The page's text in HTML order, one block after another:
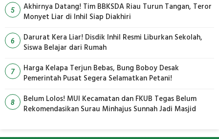
5
Akhirnya Datang! Tim BBKSDA Riau Turun Tangan, Teror
Monyet Liar di Inhil Siap Diakhiri
6
Darurat Kera Liar! Disdik Inhil Resmi Liburkan Sekolah,
Siswa Belajar dari Rumah
7
Harga Kelapa Terjun Bebas, Bung Boboy Desak
Pemerintah Pusat Segera Selamatkan Petani!
8
Belum Lolos! MUI Kecamatan dan FKUB Tegas Belum
Rekomendasikan Surau Minhajus Sunnah Jadi Masjid